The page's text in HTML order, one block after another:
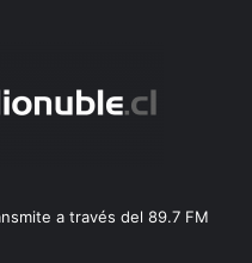
a través del 89.7 FM